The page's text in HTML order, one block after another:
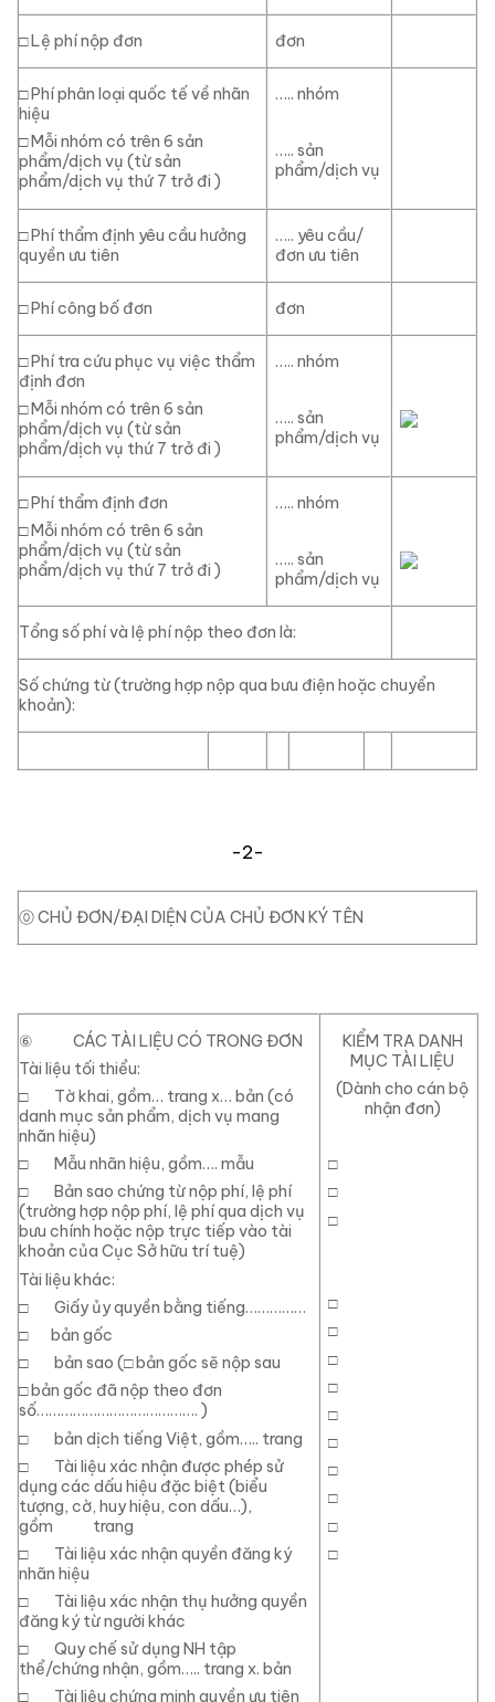
□Lệ phí nộp đơn đơn
□Phí phân loại quốc tế về nhãn
hiệu
□ Mỗi nhóm có trên 6 sản
phẩm/dịch vụ (từ sản
phẩm/dịch vụ thứ 7 trở đi )
….. nhóm
….. sản
phẩm/dịch vụ
□Phí thẩm định yêu cầu hưởng
quyền ưu tiên
….. yêu cầu/
đơn ưu tiên
□Phí công bố đơn đơn
□Phí tra cứu phục vụ việc thẩm
định đơn
□ Mỗi nhóm có trên 6 sản
phẩm/dịch vụ (từ sản
phẩm/dịch vụ thứ 7 trở đi )
….. nhóm
….. sản
phẩm/dịch vụ
□Phí thẩm định đơn
□ Mỗi nhóm có trên 6 sản
phẩm/dịch vụ (từ sản
phẩm/dịch vụ thứ 7 trở đi )
….. nhóm
….. sản
phẩm/dịch vụ
Tổng số phí và lệ phí nộp theo đơn là:
Số chứng từ (trường hợp nộp qua bưu điện hoặc chuyển
khoản):
-2-
⓪CHỦ ĐƠN/ĐẠI DIỆN CỦA CHỦ ĐƠN KÝ TÊN
⑥ CÁC TÀI LIỆU CÓ TRONG ĐƠN
Tài liệu tối thiểu:
□ Tờ khai, gồm… trang x… bản (có
danh mục sản phẩm, dịch vụ mang
nhãn hiệu)
□ Mẫu nhãn hiệu, gồm…. mẫu
□
Bản sao chứng từ nộp phí, lệ phí
(trường hợp nộp phí, lệ phí qua dịch vụ
bưu chính hoặc nộp trực tiếp vào tài
khoản của Cục Sở hữu trí tuệ)
Tài liệu khác:
□ Giấy ủy quyền bằng tiếng……………
□ bản gốc
□ bản sao (□bản gốc sẽ nộp sau
□ bản gốc đã nộp theo đơn
số…………………………………. )
□ bản dịch tiếng Việt, gồm….. trang
□ Tài liệu xác nhận được phép sử
dụng các dấu hiệu đặc biệt (biểu
tượng, cờ, huy hiệu, con dấu…),
gồm trang
□ Tài liệu xác nhận quyền đăng ký
nhãn hiệu
□ Tài liệu xác nhận thụ hưởng quyền
đăng ký từ người khác
□ Quy chế sử dụng NH tập
thể/chứng nhận, gồm….. trang x. bản
□ Tài liệu chứng minh quyền ưu tiên
KIỂM TRA DANH
MỤC TÀI LIỆU
(Dành cho cán bộ
nhận đơn)
□
□
□
□
□
□
□
□
□
□
□
□
□